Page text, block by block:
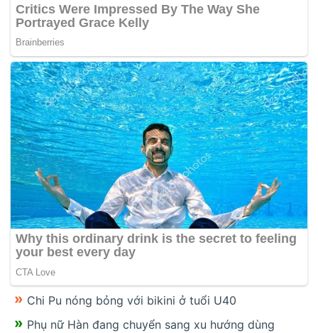
Chi Pu nóng bỏng với bikini ở tuổi U40
Phụ nữ Hàn đang chuyển sang xu hướng dùng